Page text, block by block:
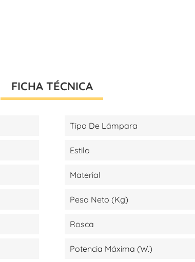
FICHA TÉCNICA
Tipo De Lámpara
Estilo
Material
Peso Neto (kg)
Rosca
Potencia Máxima (W.)